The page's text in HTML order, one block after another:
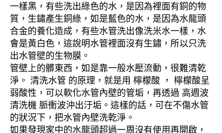
一樣黑，有些洗出綠色的水，是因為裡面有銅的物
質，生鏽產生銅綠，如是藍色的水，是因為水龍頭
合金的養化造成，有些水管洗出像洗米水一樣，水
會是黃白色，這說明水管裡面沒有生鏽，所以只洗
出水管壁的生物膜。
管壁上的髒東西，如是靠一般水壓流動，很難清乾
淨。 清洗水管 的原理，就是用 檸檬酸 ， 檸檬酸呈
弱酸性，可以軟化水管內壁的管垢，再透過 高週波
清洗機 脈衝波沖出汙垢。這樣的話，可在不傷水管
的狀況下，把水管內壁洗乾淨。
如果發現家中的水龍頭超過一周沒有使用再開啟，